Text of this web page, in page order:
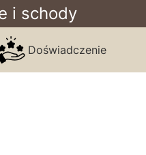
i schody
Doświadczenie